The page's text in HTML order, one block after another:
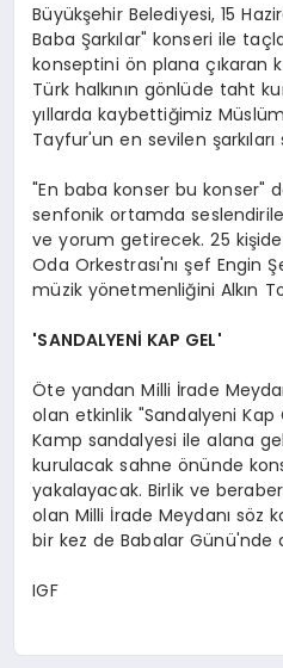
Büyükşehir Belediyesi, 15
Baba Şarkılar" konseri ile
konseptini ön plana çıkaran
Türk halkının gönlüde taht
yıllarda kaybettiğimiz
Tayfur'un en sevilen
"En baba konser bu konser"
senfonik ortamda
ve yorum getirecek. 25
Oda Orkestrası'nı şef Engin
müzik yönetmenliğini Alkın
'SANDALYENİ KAP GEL'
Öte yandan Milli İrade
olan etkinlik "Sandalyeni Kap
Kamp sandalyesi ile alana
kurulacak sahne önünde
yakalayacak. Birlik ve
olan Milli İrade Meydanı söz
bir kez de Babalar Günü'nde
IGF